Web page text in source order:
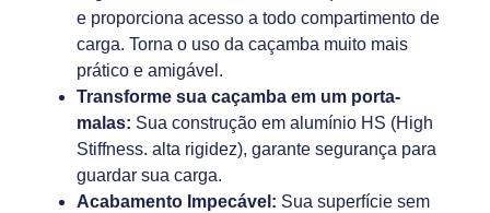
e proporciona acesso a todo compartimento de
carga. Torna o uso da caçamba muito mais
prático e amigável.
Transforme sua caçamba em um porta-
malas: Sua construção em alumínio HS (High
Stiffness. alta rigidez), garante segurança para
guardar sua carga.
Acabamento Impecável: Sua superfície sem